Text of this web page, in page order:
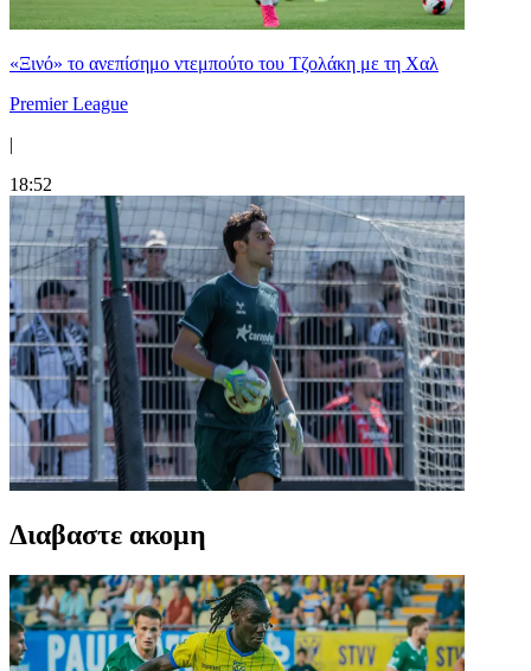
«Ξινό» το ανεπίσημο ντεμπούτο του Τζολάκη με τη Χαλ
Premier League
|
18:52
Διαβαστε ακομη